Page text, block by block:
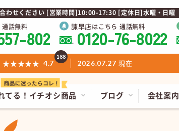
わせください [営業時間]10:00-17:30 [定休日]水曜・日曜
通話無料802 諫早店はこちら 通話無料
0120-76-8022
てる！ イチオシ商品 ブログ 会社案内
★★★★★ 4.7
188
2026.07.27 現在